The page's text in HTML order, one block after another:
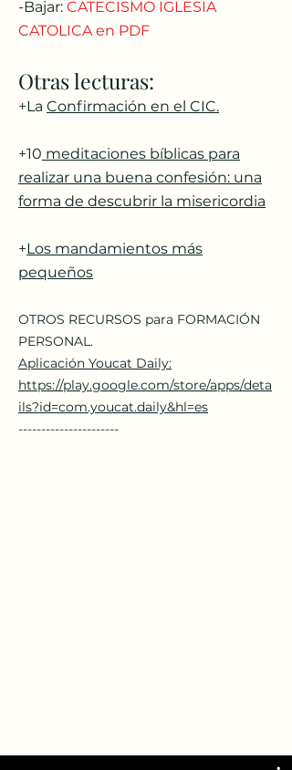
-Bajar: CATECISMO IGLESIA
CATOLICA en PDF
Otras lecturas:
+La Confirmación en el CIC.
+10 meditaciones bíblicas para
realizar una buena confesión: una
forma de descubrir la misericordia
+Los mandamientos más
pequeños
OTROS RECURSOS para FORMACIÓN
PERSONAL.
Aplicación Youcat Daily:
https://play.google.com/store/apps/deta
ils?id=com.youcat.daily&hl=es
----------------------